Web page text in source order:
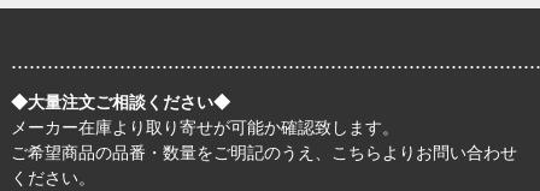
◆大量注文ご相談ください◆
メーカー在庫より取り寄せが可能か確認致します。
ご希望商品の品番・数量をご明記のうえ、
こちら よりお問い合わせ
ください。